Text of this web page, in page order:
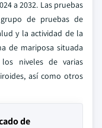
a 2032. Las pruebas
de pruebas de
y la actividad de la
de mariposa situada
niveles de varias
así como otros
de